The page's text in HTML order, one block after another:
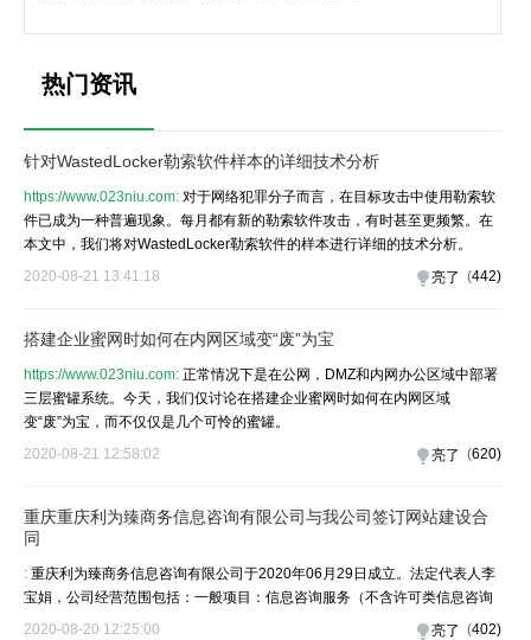
热门资讯
针对WastedLocker勒索软件样本的详细技术分析
https://www.023niu.com: 对于网络犯罪分子而言，在目标攻击中使用勒索软
件已成为一种普遍现象。每月都有新的勒索软件攻击，有时甚至更频繁。在
本文中，我们将对WastedLocker勒索软件的样本进行详细的技术分析。
2020-08-21 13:41:18
)
442
(
亮了
搭建企业蜜网时如何在内网区域变“废”为宝
https://www.023niu.com: 正常情况下是在公网，DMZ和内网办公区域中部署
三层蜜罐系统。今天，我们仅讨论在搭建企业蜜网时如何在内网区域
变“废”为宝，而不仅仅是几个可怜的蜜罐。
2020-08-21 12:58:02
)
620
(
亮了
重庆重庆利为臻商务信息咨询有限公司与我公司签订网站建设合
同
: 重庆利为臻商务信息咨询有限公司于2020年06月29日成立。法定代表人李
宝娟，公司经营范围包括：一般项目：信息咨询服务（不含许可类信息咨询
2020-08-20 12:25:00
)
402
(
亮了